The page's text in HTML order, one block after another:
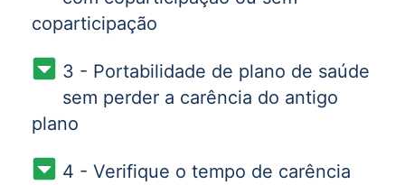
coparticipação
3 - Portabilidade de plano de saúde
sem perder a carência do antigo
plano
4 - Verifique o tempo de carência